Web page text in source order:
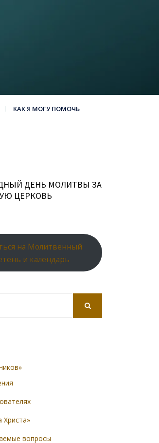
КАК Я МОГУ ПОМОЧЬ
ДЕНЬ МОЛИТВЫ ЗА
ЦЕРКОВЬ
на Молитвенный
и календарь
Христа»
вопросы